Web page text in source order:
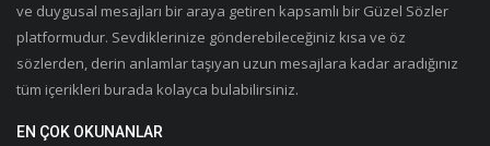
ve duygusal mesajları bir araya getiren kapsamlı bir Güzel Sözler
platformudur. Sevdiklerinize gönderebileceğiniz kısa ve öz
sözlerden, derin anlamlar taşıyan uzun mesajlara kadar aradığınız
tüm içerikleri burada kolayca bulabilirsiniz.
EN ÇOK OKUNANLAR